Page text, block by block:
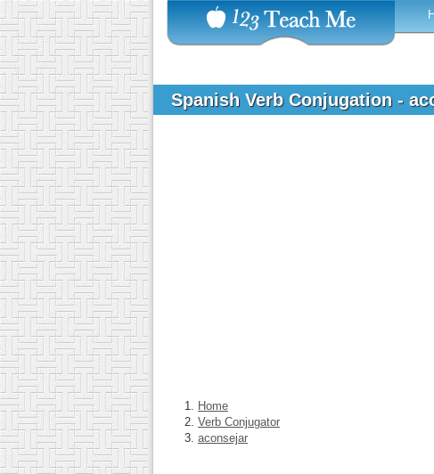
Spanish Verb Conjugation -
Home
Verb Conjugator
aconsejar